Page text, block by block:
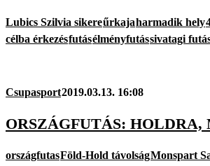
Lubics Szilvia sikereűrkajaharmadik hely
célba érkezésfutásélményfutássivatagi
Csupasport2019.03.13. 16:08
ORSZÁGFUTÁS: HOLDRA,
országfutasFöld-Hold távolságMonspart